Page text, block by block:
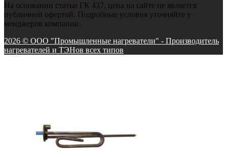
На основании статьи ГК 437, цена на сайте не является
публичной офертой. Подробные условия уточняйте у
менджеров компании.
2026 © ООО "Промышленные нагреватели" - Производитель
нагревателей и ТЭНов всех типов